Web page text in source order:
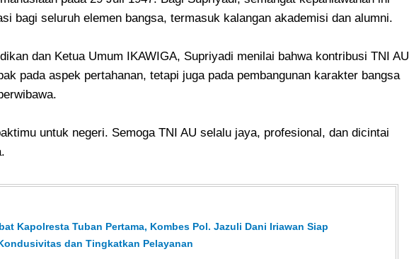
bagi seluruh elemen bangsa, termasuk kalangan akademisi dan alumni.
dan Ketua Umum IKAWIGA, Supriyadi menilai bahwa kontribusi TNI AU
pada aspek pertahanan, tetapi juga pada pembangunan karakter bangsa
untuk negeri. Semoga TNI AU selalu jaya, profesional, dan dicintai
Kapolresta Tuban Pertama, Kombes Pol. Jazuli Dani Iriawan Siap
dan Tingkatkan Pelayanan